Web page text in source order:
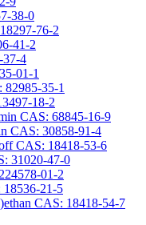
38-0
76-2
41-2
37-4
01-1
35-1
18-2
CAS: 68845-16-9
CAS: 30858-91-4
CAS: 18418-53-6
31020-47-0
01-2
21-5
CAS: 18418-54-7